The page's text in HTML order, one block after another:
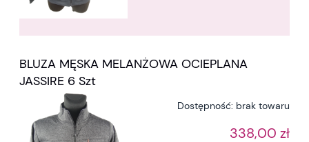
BLUZA MĘSKA MELANŻOWA OCIEPLANA
JASSIRE 6 Szt
Dostępność: brak towaru
338,00 zł